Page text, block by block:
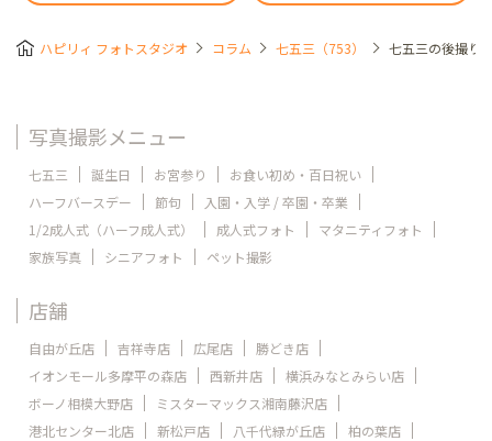
ハピリィ フォトスタジオ コラム 七五三（753） 七五三の後撮り
写真撮影メニュー
七五三 誕生日 お宮参り
お食い初め・百日祝い
ハーフバースデー
節句
入園・入学 / 卒園・卒業
1/2成人式（ハーフ成人式）
成人式フォト
マタニティフォト
家族写真
シニアフォト ペット撮影
店舗
自由が丘店 吉祥寺店 広尾店
勝どき店
イオンモール多摩平の森店
西新井店
横浜みなとみらい店
ボーノ相模大野店
ミスターマックス湘南藤沢店
港北センター北店
新松戸店 八千代緑が丘店
柏の葉店